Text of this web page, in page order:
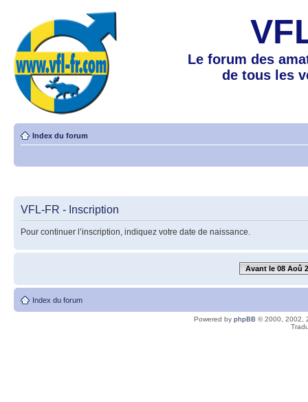
Le forum des
de tous les
Index du forum
VFL-FR - Inscription
Pour continuer l’inscription, indiquez votre date de naissance.
Avant le 08 Aoû
Index du forum
Powered by phpBB © 2000, 2002,